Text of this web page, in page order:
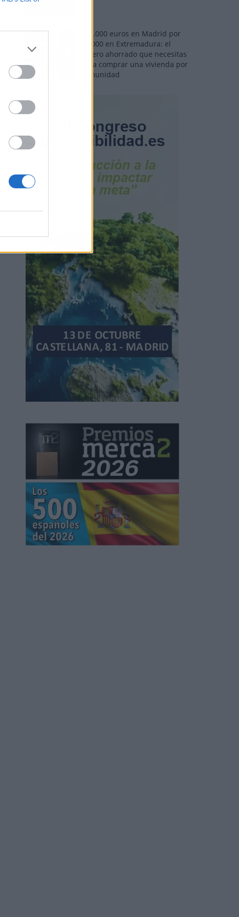
110.000 euros en Madrid por
31.000 en Extremadura: el
dinero ahorrado que necesitas
para comprar una vivienda por
comunidad